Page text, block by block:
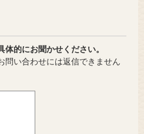
的にお聞かせください。
問い合わせには返信できません